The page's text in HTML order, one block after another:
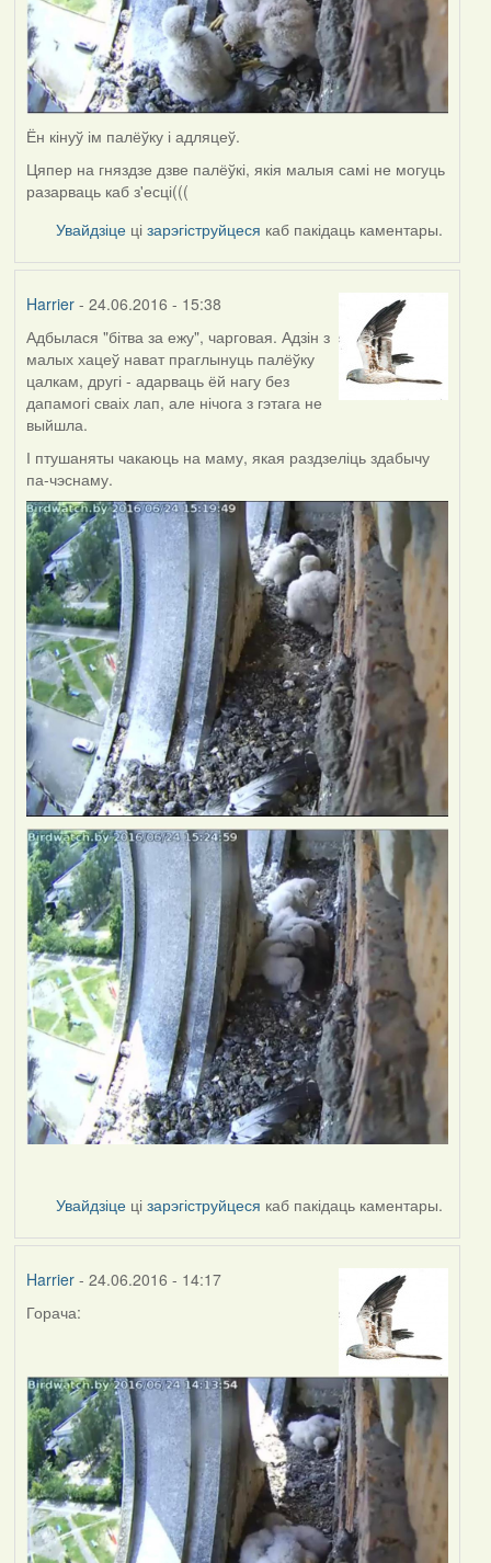
Ён кінуў ім палёўку і адляцеў.
Цяпер на гняздзе дзве палёўкі, якія малыя самі не могуць
разарваць каб з'есці(((
Увайдзіце цізарэгіструйцеся каб пакідаць каментары.
Harrier- 24.06.2016 - 15:38
Адбылася "бітва за ежу", чарговая. Адзін з
малых хацеў нават праглынуць палёўку
цалкам, другі - адарваць ёй нагу без
дапамогі сваіх лап, але нічога з гэтага не
выйшла.
І птушаняты чакаюць на маму, якая раздзеліць здабычу
па-чэснаму.
Увайдзіце цізарэгіструйцеся каб пакідаць каментары.
Harrier- 24.06.2016 - 14:17
Горача: